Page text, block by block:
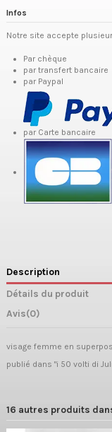
Infos
Notre site accepte
Par chèque
par transfert bancaire
par Paypal
par Carte bancaire
Description
Détails du produit
Avis(0)
visage femme en
publié dans "i 50 volti di
16 autres produits